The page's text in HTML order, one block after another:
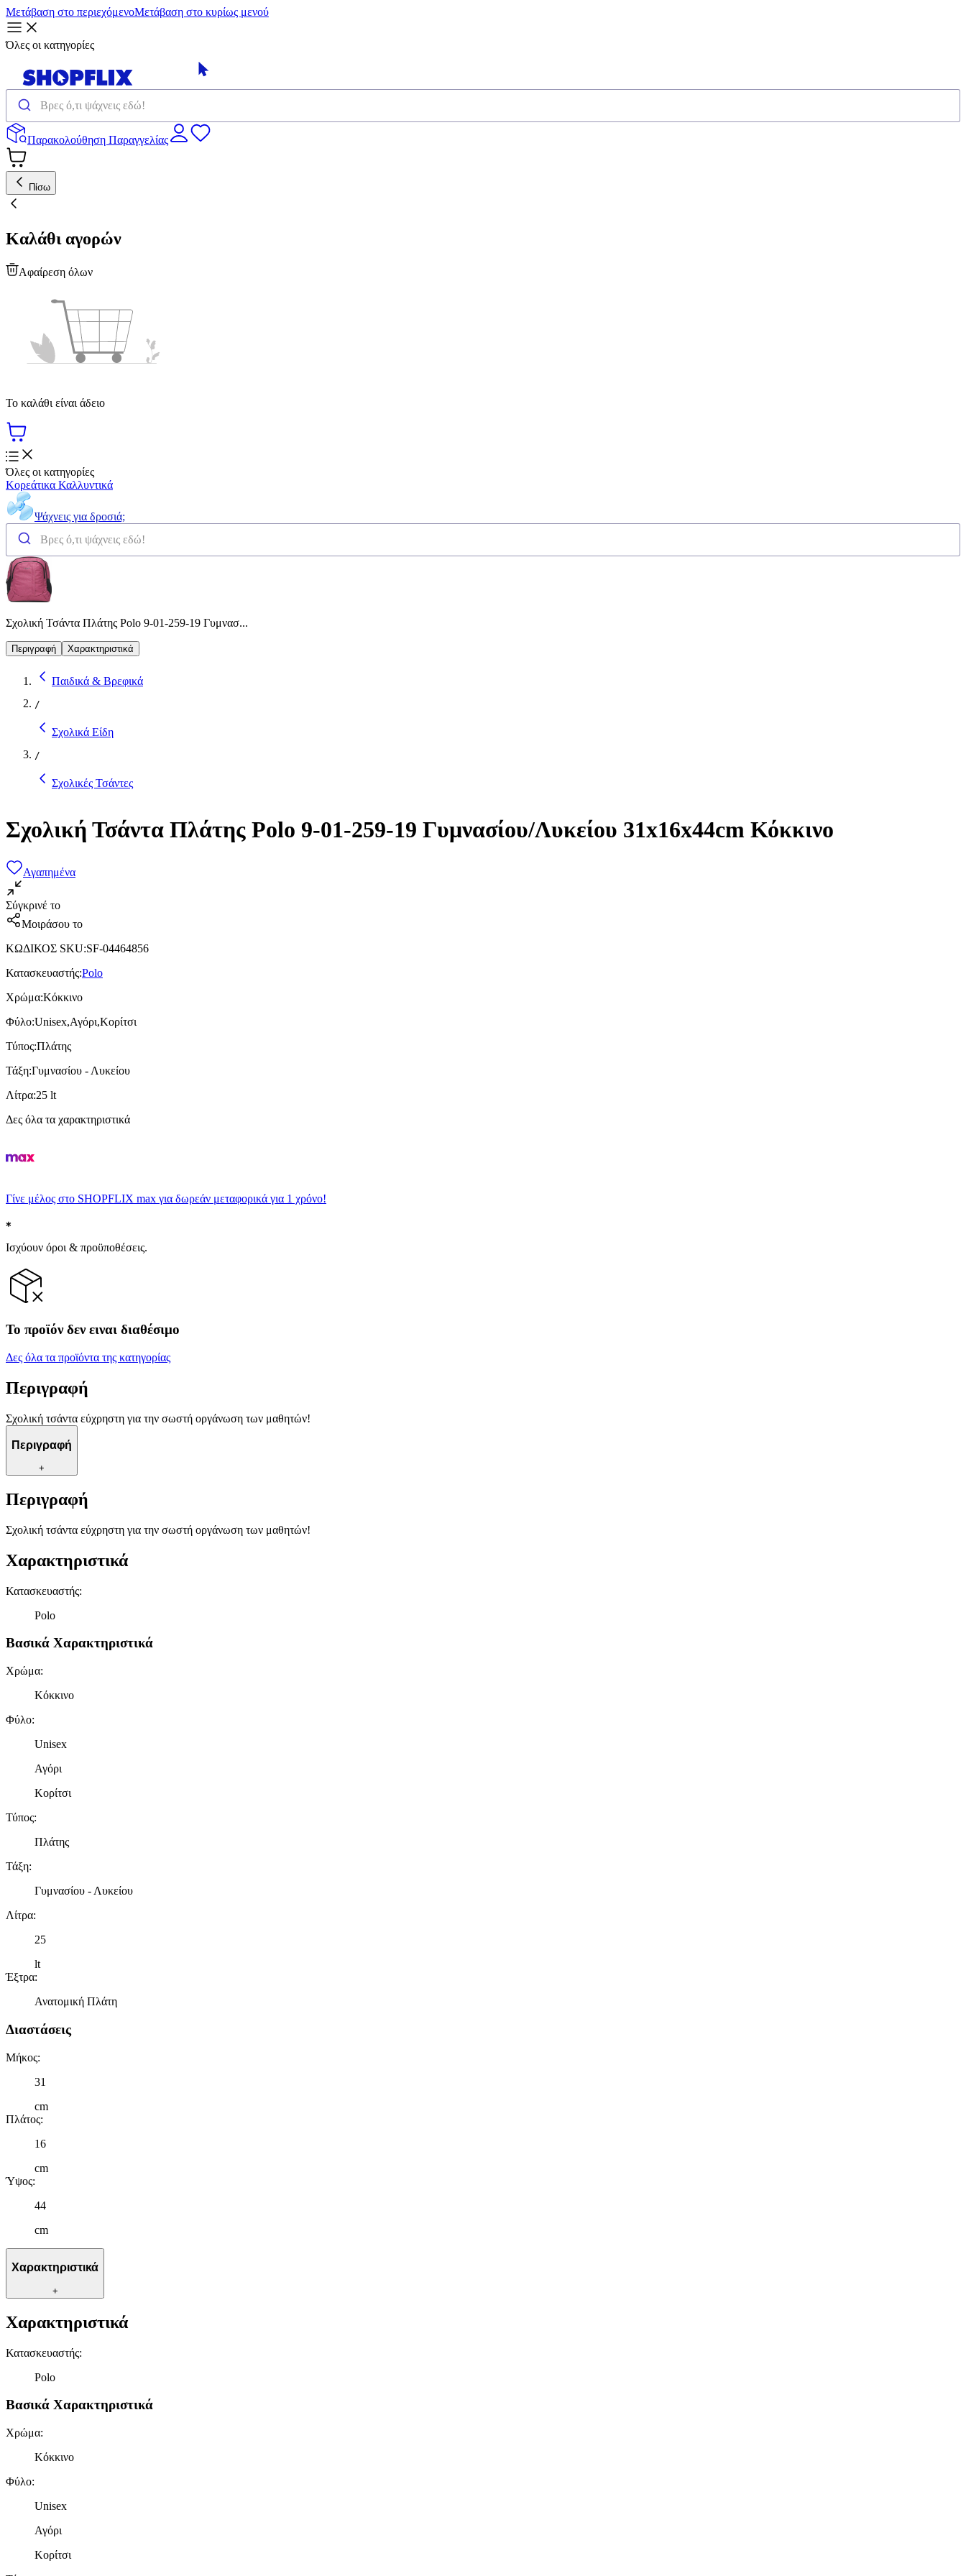
Μετάβαση στο περιεχόμενοΜετάβαση στο κυρίως μενού
Όλες οι κατηγορίες
Παρακολούθηση Παραγγελίας
Πίσω
Καλάθι αγορών
Αφαίρεση όλων
Το καλάθι είναι άδειο
Όλες οι κατηγορίες
Κορεάτικα Καλλυντικά
Ψάχνεις για δροσιά;
Σχολική Τσάντα Πλάτης Polo 9-01-259-19 Γυμνασ...
Περιγραφή Χαρακτηριστικά
Παιδικά & Βρεφικά
/
Σχολικά Είδη
/
Σχολικές Τσάντες
Σχολική Τσάντα Πλάτης Polo 9-01-259-19 Γυμνασίου/Λυκείου 31x16x44cm Κόκκινο
Αγαπημένα
Σύγκρινέ το
Μοιράσου το
ΚΩΔΙΚΟΣ SKU:SF-04464856
Κατασκευαστής:Polo
Χρώμα:Κόκκινο
Φύλο:Unisex,Αγόρι,Κορίτσι
Τύπος:Πλάτης
Τάξη:Γυμνασίου - Λυκείου
Λίτρα:25 lt
Δες όλα τα χαρακτηριστικά
Γίνε μέλος στο SHOPFLIX max για δωρεάν μεταφορικά για 1 χρόνο!
Ισχύουν όροι & προϋποθέσεις.
Το προϊόν δεν ειναι διαθέσιμο
Δες όλα τα προϊόντα της κατηγορίας
Περιγραφή
Σχολική τσάντα εύχρηστη για την σωστή οργάνωση των μαθητών!
Περιγραφή
+
Περιγραφή
Σχολική τσάντα εύχρηστη για την σωστή οργάνωση των μαθητών!
Χαρακτηριστικά
Κατασκευαστής:
Polo
Βασικά Χαρακτηριστικά
Χρώμα:
Κόκκινο
Φύλο:
Unisex
Αγόρι
Κορίτσι
Τύπος:
Πλάτης
Τάξη:
Γυμνασίου - Λυκείου
Λίτρα:
25
lt
Έξτρα:
Ανατομική Πλάτη
Διαστάσεις
Μήκος:
31
cm
Πλάτος:
16
cm
Ύψος:
44
cm
Χαρακτηριστικά
+
Χαρακτηριστικά
Κατασκευαστής:
Polo
Βασικά Χαρακτηριστικά
Χρώμα:
Κόκκινο
Φύλο:
Unisex
Αγόρι
Κορίτσι